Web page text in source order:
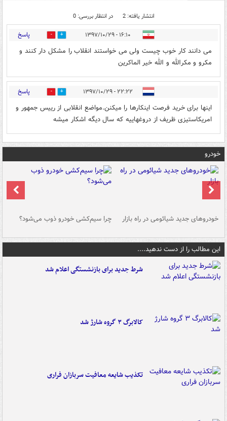
انتشار یافته: 2 در انتظار بررسی: 0
۱۶:۱۰ - ۱۳۹۷/۱۰/۲۹ 16 پاسخ
می دانند کار خوب چیست ولی می خواستند انقلاب را مشکل دار کنند و
مکرو و مکرالله و الله خیر الماکرین
۲۲:۲۲ - ۱۳۹۷/۱۰/۲۹ 0 پاسخ
اینها برای خرید فرصت اینکارها را میکنن.مواضع انقلابی از رییس جمهور و
امریکاستیزی ظریف از دروغهاییه که سال دیگه اشکار میشه
خودرو
خودروهای جدید شیائومی در راه بازار چرا سیم‌کشی خودرو ذوب می‌شود؟
این مطالب را از دست ندهید....
شرط جدید برای بازنشستگی اعلام شد
کالابرگ ۳ گروه شارژ شد
تکذیب شایعه معافیت سربازان فراری